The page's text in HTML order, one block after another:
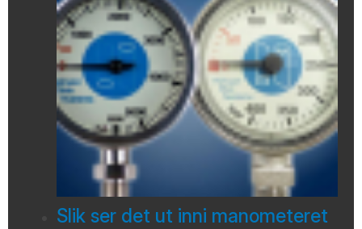
Slik ser det ut inni manometeret